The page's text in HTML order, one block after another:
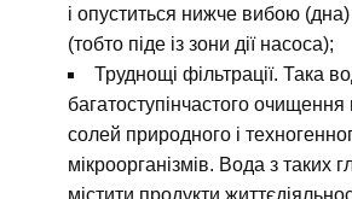
і опуститься нижче вибою
(тобто піде із зони дії насоса);
Труднощі фільтрації. Така
багатоступінчастого очищення
солей природного і
мікроорганізмів. Вода з таких
містити продукти